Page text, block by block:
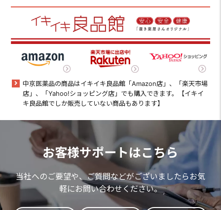
中京医薬品の商品はイキイキ良品館「Amazon店」、「楽天市場
店」、「Yahoo!ショッピング店」でも購入できます。【イキイ
キ良品館でしか販売していない商品もあります】
お客様サポートはこちら
当社へのご要望や、ご質問などがございましたらお気
軽にお問い合わせください。